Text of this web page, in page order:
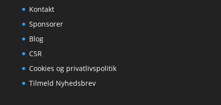
Kontakt
Sponsorer
Blog
CSR
Cookies og privatlivspolitik
Tilmeld Nyhedsbrev